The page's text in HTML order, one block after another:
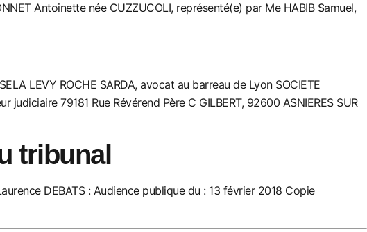
Antoinette née CUZZUCOLI, représenté(e) par Me HABIB Samuel,
LEVY ROCHE SARDA, avocat au barreau de Lyon SOCIETE
judiciaire 79181 Rue Révérend Père C GILBERT, 92600 ASNIERES SUR
tribunal
DEBATS : Audience publique du : 13 février 2018 Copie